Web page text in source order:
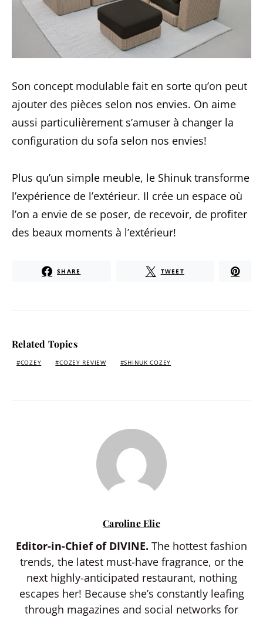
Son concept modulable fait en sorte qu’on peut
ajouter des pièces selon nos envies. On aime
aussi particulièrement s’amuser à changer la
configuration du sofa selon nos envies!
Plus qu’un simple meuble, le Shinuk transforme
l’expérience de l’extérieur. Il crée un espace où
l’on a envie de se poser, de recevoir, de profiter
des beaux moments à l’extérieur!
SHARE TWEET
Related Topics
COZEY COZEY REVIEW SHINUK COZEY
Caroline Elie
Editor-in-Chief of DIVINE. The hottest fashion
trends, the latest must-have fragrance, or the
next highly-anticipated restaurant, nothing
escapes her! Because she’s constantly leafing
through magazines and social networks for